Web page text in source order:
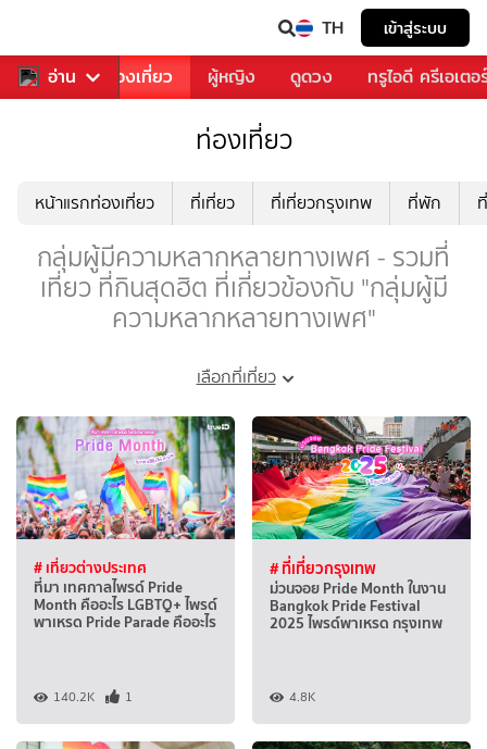
TH เข้าสู่ระบบ
อ่าน
อาหาร ท่องเที่ยว ผู้หญิง ดูดวง ทรูไอดี ครีเอเตอ
ท่องเที่ยว
หน้าแรกท่องเที่ยว ที่เที่ยว ที่เที่ยวกรุงเทพ ที่พัก
กลุ่มผู้มีความหลากหลายทางเพศ - รวมที่
เที่ยว ที่กินสุดฮิต ที่เกี่ยวข้องกับ "กลุ่มผู้มี
ความหลากหลายทางเพศ"
เลือกที่เที่ยว
# เที่ยวต่างประเทศ
ที่มา เทศกาลไพรด์ Pride
Month คืออะไร LGBTQ+ ไพรด์
พาเหรด Pride Parade คืออะไร
140.2K 1
# ที่เที่ยวกรุงเทพ
ม่วนจอย Pride Month ในงาน
Bangkok Pride Festival
2025 ไพรด์พาเหรด กรุงเทพ
4.8K